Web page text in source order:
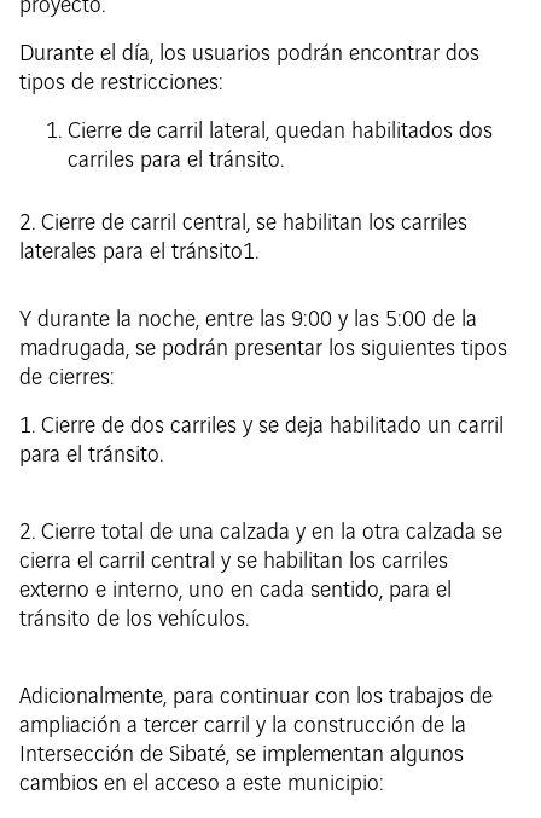
proyecto.
Durante el día, los usuarios podrán encontrar dos
tipos de restricciones:
Cierre de carril lateral, quedan habilitados dos
carriles para el tránsito.
2. Cierre de carril central, se habilitan los carriles
laterales para el tránsito1.
Y durante la noche, entre las 9:00 y las 5:00 de la
madrugada, se podrán presentar los siguientes tipos
de cierres:
1. Cierre de dos carriles y se deja habilitado un carril
para el tránsito.
2. Cierre total de una calzada y en la otra calzada se
cierra el carril central y se habilitan los carriles
externo e interno, uno en cada sentido, para el
tránsito de los vehículos.
Adicionalmente, para continuar con los trabajos de
ampliación a tercer carril y la construcción de la
Intersección de Sibaté, se implementan algunos
cambios en el acceso a este municipio: